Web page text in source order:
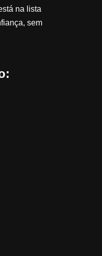
na lista
sem